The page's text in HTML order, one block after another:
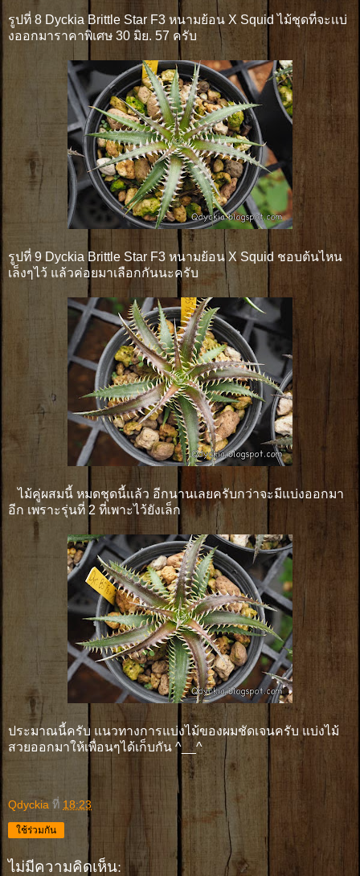
รูปที่ 8 Dyckia Brittle Star F3 หนามย้อน X Squid ไม้ชุดที่จะเเบ่
งออกมาราคาพิเศษ 30 มิย. 57 ครับ
รูปที่ 9 Dyckia Brittle Star F3 หนามย้อน X Squid ชอบต้นไหน
เล็งๆไว้ แล้วค่อยมาเลือกกันนะครับ
ไม้คู่ผสมนี้ หมดชุดนี้แล้ว อีกนานเลยครับกว่าจะมีแบ่งออกมา
อีก เพราะรุ่นที่ 2 ที่เพาะไว้ยังเล็ก
ประมาณนี้ครับ แนวทางการแบ่งไม้ของผมชัดเจนครับ แบ่งไม้
สวยออกมาให้เพื่อนๆได้เก็บกัน ^__^
Qdyckia ที่ 18:23
ใช้ร่วมกัน
ไม่มีความคิดเห็น: